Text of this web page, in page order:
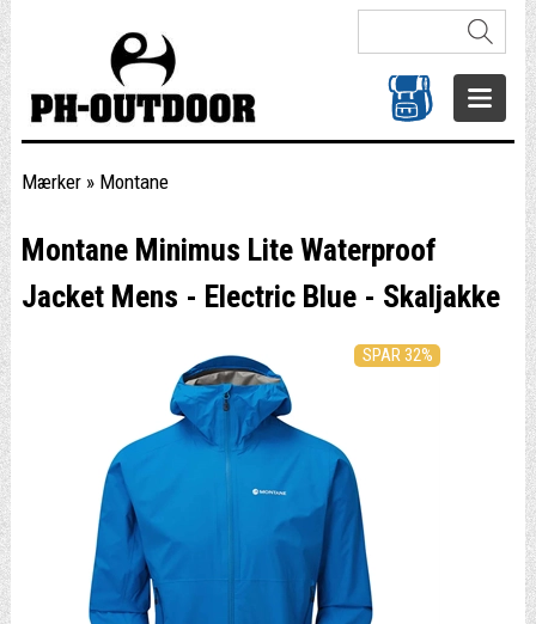
Mærker» Montane
Montane Minimus Lite Waterproof
Jacket Mens - Electric Blue - Skaljakke
SPAR 32%